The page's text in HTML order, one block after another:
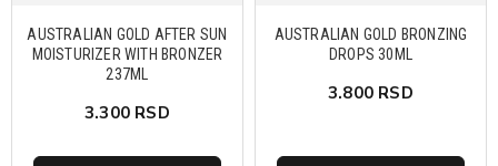
AUSTRALIAN GOLD AFTER SUN
MOISTURIZER WITH BRONZER
237ML
3.300 RSD
AUSTRALIAN GOLD BRONZING
DROPS 30ML
3.800 RSD